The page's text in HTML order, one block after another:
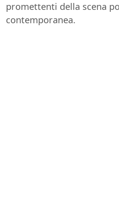
promettenti della scena
contemporanea.